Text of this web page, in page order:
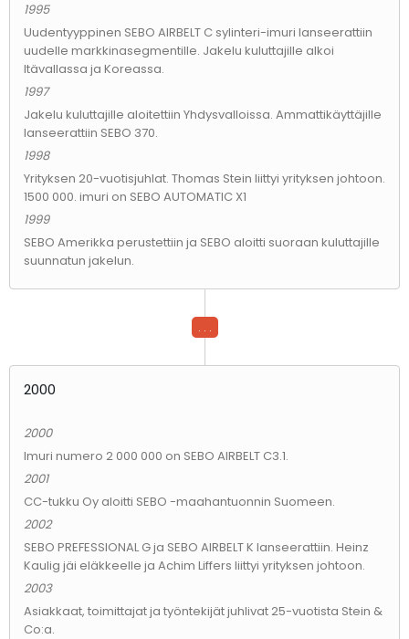
1995
Uudentyyppinen SEBO AIRBELT C sylinteri-imuri lanseerattiin
uudelle markkinasegmentille. Jakelu kuluttajille alkoi
Itävallassa ja Koreassa.
1997
Jakelu kuluttajille aloitettiin Yhdysvalloissa. Ammattikäyttäjille
lanseerattiin SEBO 370.
1998
Yrityksen 20-vuotisjuhlat. Thomas Stein liittyi yrityksen johtoon.
1500 000. imuri on SEBO AUTOMATIC X1
1999
SEBO Amerikka perustettiin ja SEBO aloitti suoraan kuluttajille
suunnatun jakelun.
. . .
2000
2000
Imuri numero 2 000 000 on SEBO AIRBELT C3.1.
2001
CC-tukku Oy aloitti SEBO -maahantuonnin Suomeen.
2002
SEBO PREFESSIONAL G ja SEBO AIRBELT K lanseerattiin. Heinz
Kaulig jäi eläkkeelle ja Achim Liffers liittyi yrityksen johtoon.
2003
Asiakkaat, toimittajat ja työntekijät juhlivat 25-vuotista Stein &
Co:a.